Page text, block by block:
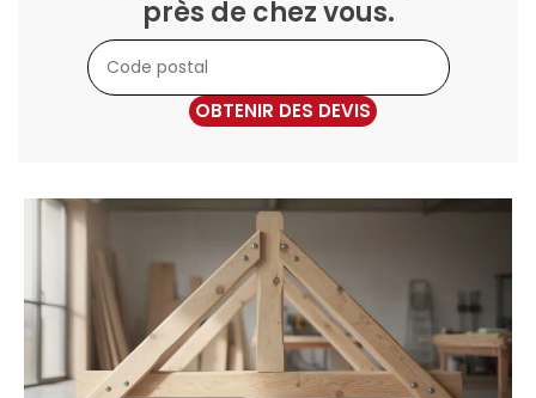
près de chez vous.
OBTENIR DES DEVIS